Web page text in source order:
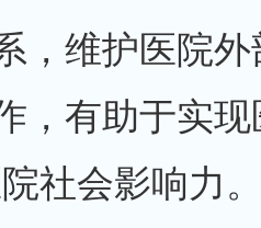
，维护医院
，有助于实
社会影响力